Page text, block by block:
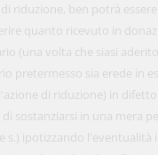
riduzione, ben potrà
quanto ricevuto in
(una volta che siasi
pretermesso sia erede in
di riduzione) in
sostanziarsi in una mera
s.) ipotizzando l'eventualità